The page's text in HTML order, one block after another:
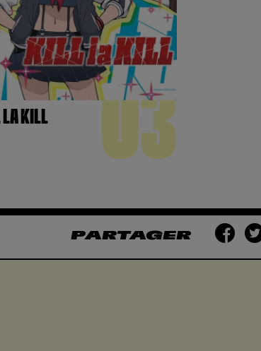
LA KILL 03
PARTAGER